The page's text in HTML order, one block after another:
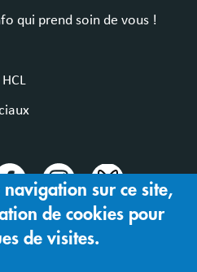
qui prend soin de vous !
légales |
conforme
sur ce site,
de cookies pour
de visites.